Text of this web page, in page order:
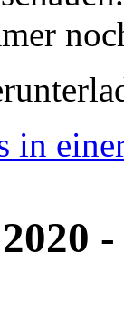
in